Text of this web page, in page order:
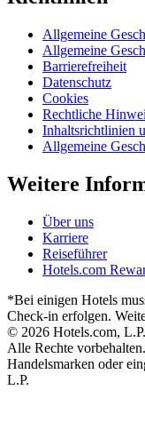
Allgemeine
Allgemeine
Barrierefreiheit
Datenschutz
Cookies
Rechtliche
Inhaltsrichtlinien
Allgemeine
Weitere
Über uns
Karriere
Reiseführer
Hotels.com
*Bei einigen Hotels
Check-in erfolgen.
© 2026 Hotels.com,
Alle Rechte
Handelsmarken oder
L.P.